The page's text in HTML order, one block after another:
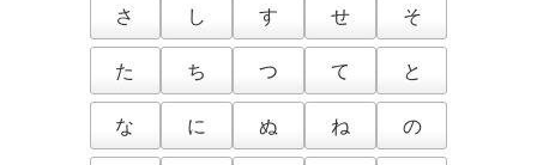
さ
し す せ
そ
た
ち つ て
と
な
に ぬ ね
の